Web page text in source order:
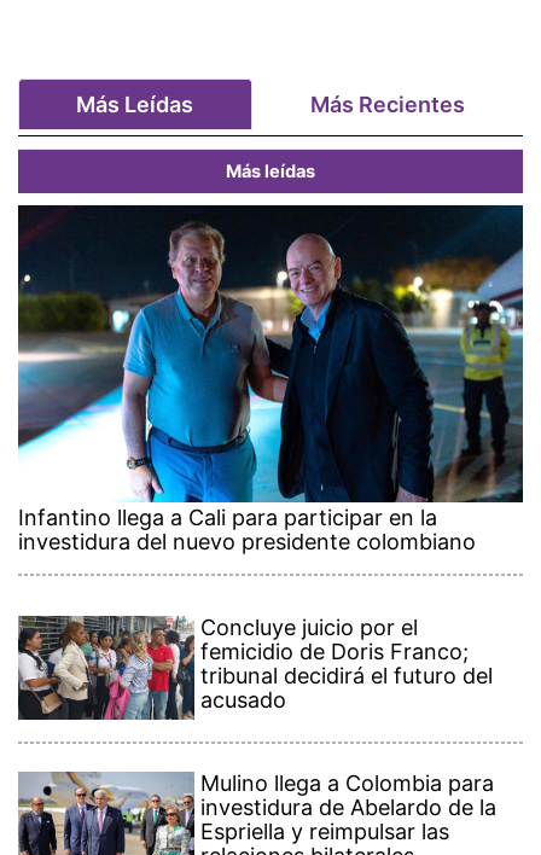
Más Leídas Más Recientes
Más leídas
Infantino llega a Cali para participar en la
investidura del nuevo presidente colombiano
Concluye juicio por el
femicidio de Doris Franco;
tribunal decidirá el futuro del
acusado
Mulino llega a Colombia para
investidura de Abelardo de la
Espriella y reimpulsar las